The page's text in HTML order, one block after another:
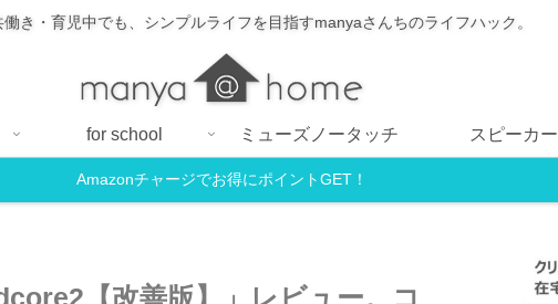
き・育児中でも、シンプルライフを目指すmanyaさんちのライフハック。
for school ミューズノータッチ スピーカー
Amazonチャージでお得にポイントGET！
【改善版】」レビュー。コ